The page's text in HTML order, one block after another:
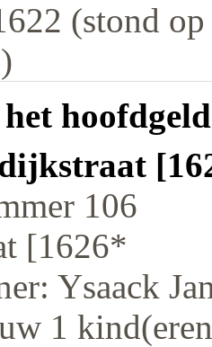
(stond
106
[1626*
Ysaack
1